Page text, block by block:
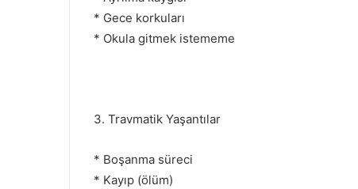
* Gece korkuları
* Okula gitmek istememe
3. Travmatik Yaşantılar
* Boşanma süreci
* Kayıp (ölüm)